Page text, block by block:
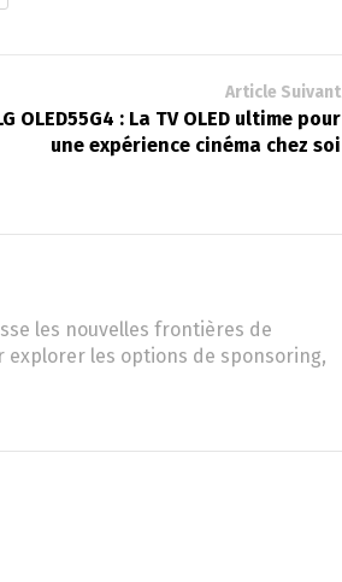
Article Suivant
OLED55G4 : La TV OLED ultime pour
une expérience cinéma chez soi
les nouvelles frontières de
les options de sponsoring,